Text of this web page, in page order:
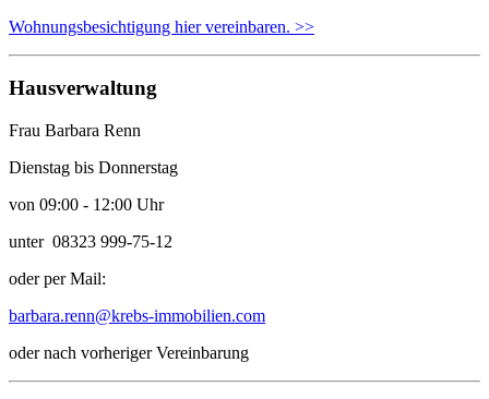
Wohnungsbesichtigung hier vereinbaren. >>
Hausverwaltung
Frau Barbara Renn
Dienstag bis Donnerstag
von 09:00 - 12:00 Uhr
unter 08323 999-75-12
oder per Mail:
barbara.renn@krebs-immobilien.com
oder nach vorheriger Vereinbarung